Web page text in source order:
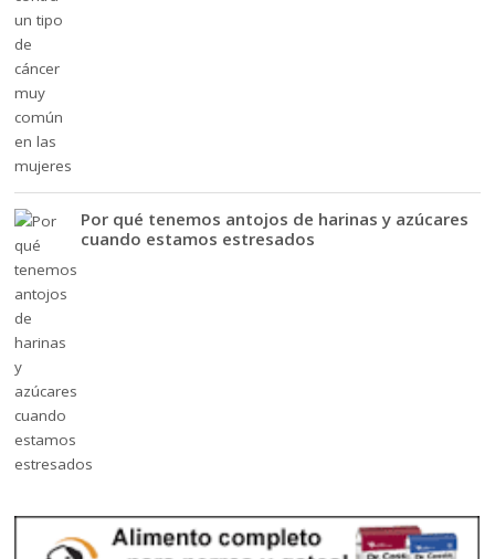
Por qué tenemos antojos de harinas y azúcares
cuando estamos estresados